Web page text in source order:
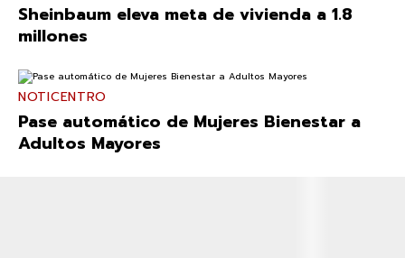
Sheinbaum eleva meta de vivienda a 1.8
millones
NOTICENTRO
Pase automático de Mujeres Bienestar a
Adultos Mayores